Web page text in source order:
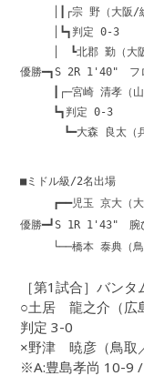
│┃┌宗 野（大阪/総
│┗┓判定 0-3
│ ┗北郡 勤（大阪/
優勝━┓S 2R 1'40" フ
┃┌─宮崎 清孝（山
┗┓判定 0-3
┗━大森 良太（兵
■ミドル級/2名出場
┏━━児玉 京大（大阪
優勝━┛S 1R 1'43" 腕
└──橋本 泰典（鳥
［第1試合］バン
○土居 龍之介（広
判定 3-0
×野津 暁彦（鳥取
※A:豊島孝尚 10-9